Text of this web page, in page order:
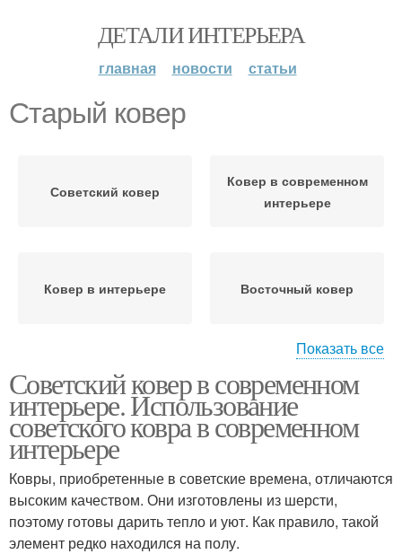
ДЕТАЛИ ИНТЕРЬЕРА
главная новости статьи
Старый ковер
Советский ковер
Ковер в современном
интерьере
Ковер в интерьере Восточный ковер
Новый ковер Ковер из старого
Показать все
Советский ковер в современном
интерьере. Использование
советского ковра в современном
интерьере
Ковры, приобретенные в советские времена, отличаются
высоким качеством. Они изготовлены из шерсти,
поэтому готовы дарить тепло и уют. Как правило, такой
элемент редко находился на полу.